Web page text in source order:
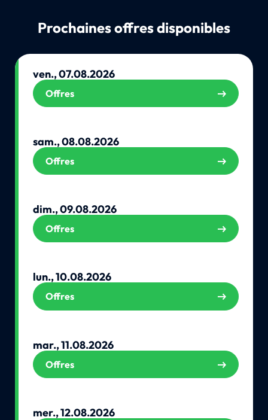
Prochaines offres disponibles
ven., 07.08.2026
Offres
sam., 08.08.2026
Offres
dim., 09.08.2026
Offres
lun., 10.08.2026
Offres
mar., 11.08.2026
Offres
mer., 12.08.2026